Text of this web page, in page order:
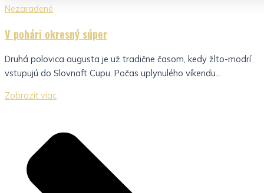
Nezaradené
V pohári okresný súper
Druhá polovica augusta je už tradične časom, kedy žlto-modrí
vstupujú do Slovnaft Cupu. Počas uplynulého víkendu...
Zobraziť viac